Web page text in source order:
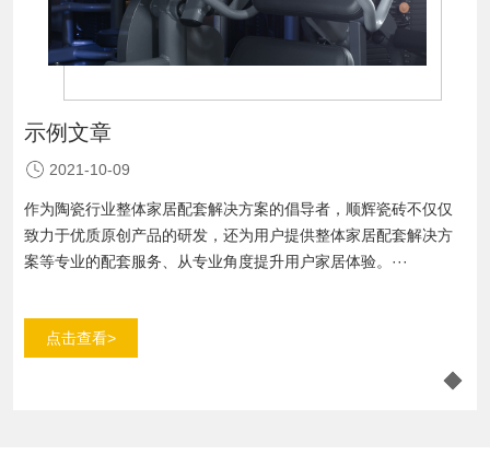
示例文章
2021-10-09
作为陶瓷行业整体家居配套解决方案的倡导者，顺辉瓷砖不仅仅
致力于优质原创产品的研发，还为用户提供整体家居配套解决方
案等专业的配套服务、从专业角度提升用户家居体验。···
点击查看>